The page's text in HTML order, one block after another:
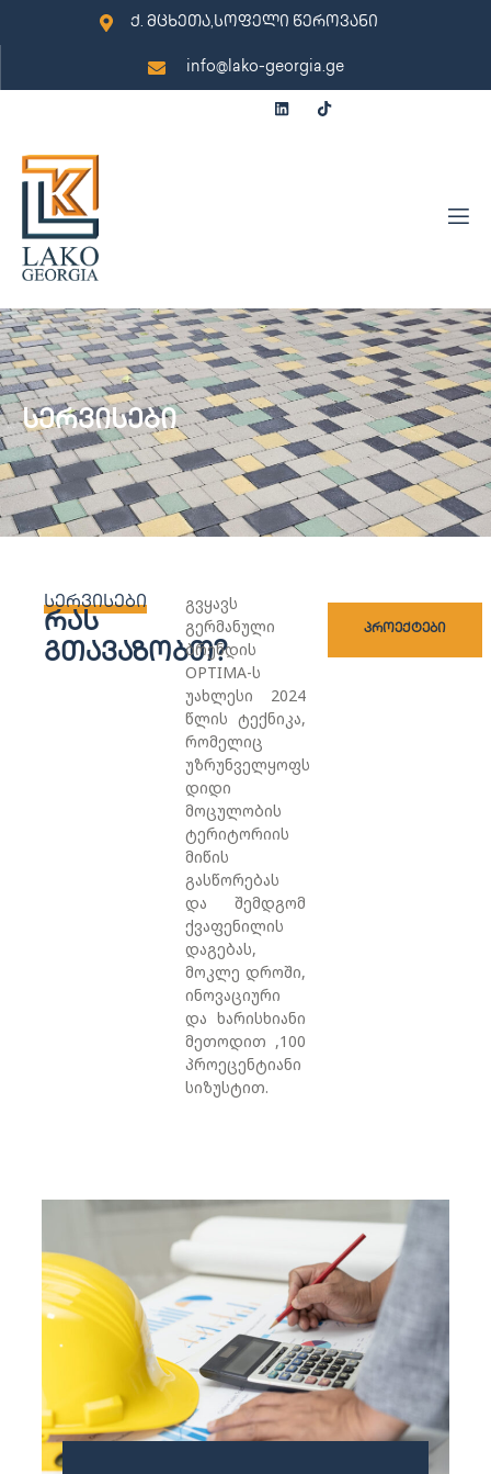
ქ. მცხეთა,სოფელი წეროვანი
info@lako-georgia.ge
სერვისები
სერვისები
რას
გთავაზობთ?
გვყავს
გერმანული
ბრენდის
OPTIMA-ს
უახლესი 2024
წლის ტექნიკა,
რომელიც
უზრუნველყოფს
დიდი
მოცულობის
ტერიტორიის
მიწის
გასწორებას
და შემდგომ
ქვაფენილის
დაგებას,
მოკლე დროში,
ინოვაციური
და ხარისხიანი
მეთოდით ,100
პროეცენტიანი
სიზუსტით.
პროექტები